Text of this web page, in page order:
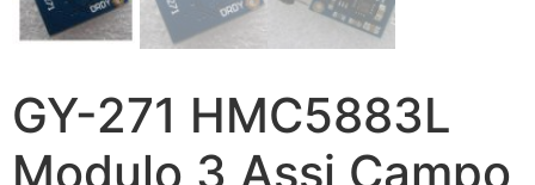
GY-271 HMC5883L
Modulo 3 Assi Campo